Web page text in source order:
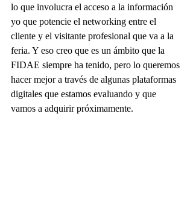
lo que involucra el acceso a la información
yo que potencie el networking entre el
cliente y el visitante profesional que va a la
feria. Y eso creo que es un ámbito que la
FIDAE siempre ha tenido, pero lo queremos
hacer mejor a través de algunas plataformas
digitales que estamos evaluando y que
vamos a adquirir próximamente.